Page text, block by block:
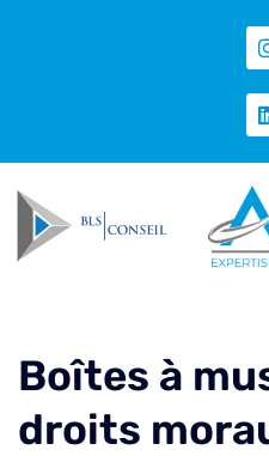
Boîtes à
droits